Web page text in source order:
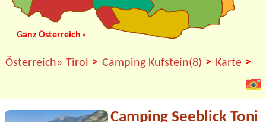
Ganz Österreich»
Österreich» Tirol > Camping Kufstein(8) > Karte >
Camping Seeblick Toni